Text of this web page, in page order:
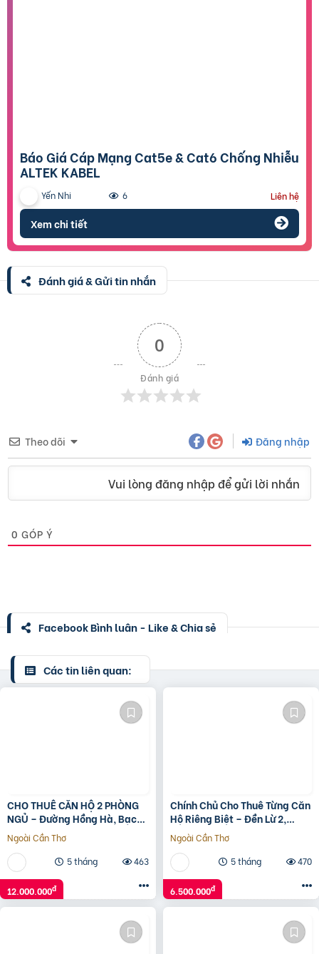
Báo Giá Cáp Mạng Cat5e & Cat6 Chống Nhiễu
ALTEK KABEL
Yến Nhi 6 Liên hệ
Xem chi tiết
Đánh giá & Gửi tin nhắn
0
Đánh giá
Theo dõi Đăng nhập
Vui lòng đăng nhập để gửi lời nhắn
0 GÓP Ý
Facebook Bình luận - Like & Chia sẻ
Các tin liên quan:
CHO THUÊ CĂN HỘ 2 PHÒNG
NGỦ – Đường Hồng Hà, Bạch
Đằng -Quận Tân Bình –
TPHCM
Ngoài Cần Thơ
5 tháng
463
12.000.000đ
Chính Chủ Cho Thuê Từng Căn
Hộ Riêng Biệt – Đền Lừ 2,
Hoàng Mai
Ngoài Cần Thơ
5 tháng
470
6.500.000đ